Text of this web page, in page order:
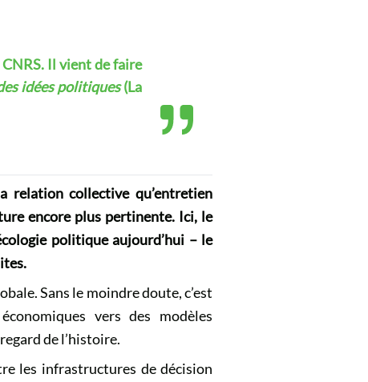
Il vient de faire
idées politiques(La
relation collective qu’entretien
encore plus pertinente. Ici, le
politique aujourd’hui – le
Sans le moindre doute, c’est
vers des modèles
de l’histoire.
les infrastructures de décision